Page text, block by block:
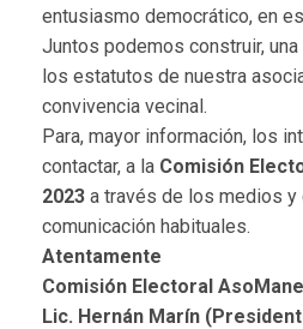
entusiasmo democrático, en
Juntos podemos construir,
los estatutos de nuestra
convivencia vecinal.
Para, mayor información, los
contactar, a la Comisión
2023 a través de los medios y
comunicación habituales.
Atentamente
Comisión Electoral
Lic. Hernán Marín